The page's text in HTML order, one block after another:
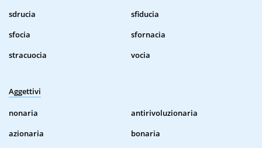
sdrucia
sfiducia
sfocia
sfornacia
stracuocia
vocia
Aggettivi
nonaria
antirivoluzionaria
azionaria
bonaria